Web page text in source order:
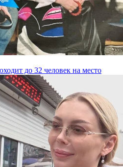
до 32 человек на место